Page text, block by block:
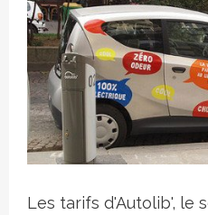
Crédit photo
Les tarifs d'Autolib', le